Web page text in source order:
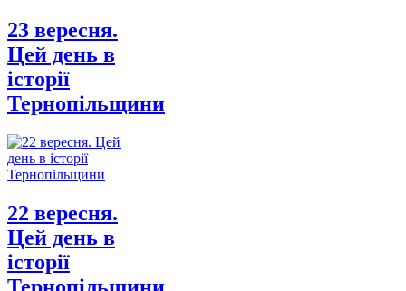
23 вересня.
Цей день в
історії
Тернопільщини
22 вересня.
Цей день в
історії
Тернопільщини